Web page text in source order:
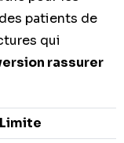
patients de
qui
rassurer
Limite